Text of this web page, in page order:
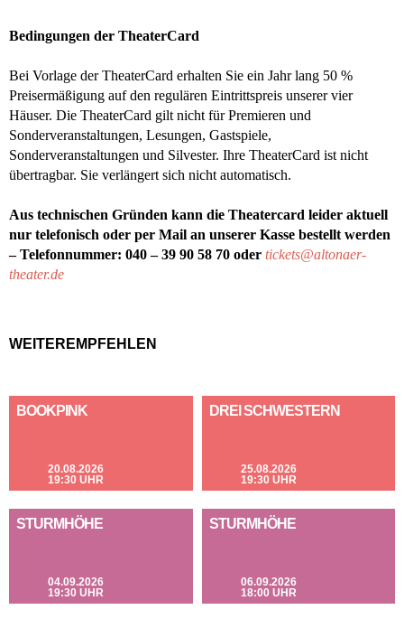
Bedingungen der TheaterCard
Bei Vorlage der TheaterCard erhalten Sie ein Jahr lang 50 %
Preisermäßigung auf den regulären Eintrittspreis unserer vier
Häuser. Die TheaterCard gilt nicht für Premieren und
Sonderveranstaltungen, Lesungen, Gastspiele,
Sonderveranstaltungen und Silvester. Ihre TheaterCard ist nicht
übertragbar. Sie verlängert sich nicht automatisch.
Aus technischen Gründen kann die Theatercard leider aktuell
nur telefonisch oder per Mail an unserer Kasse bestellt werden
– Telefonnummer: 040 – 39 90 58 70 oder tickets@altonaer-
theater.de
WEITEREMPFEHLEN
BOOKPINK
20.08.2026
19:30 UHR
DREI SCHWESTERN
25.08.2026
19:30 UHR
STURMHÖHE
04.09.2026
19:30 UHR
STURMHÖHE
06.09.2026
18:00 UHR